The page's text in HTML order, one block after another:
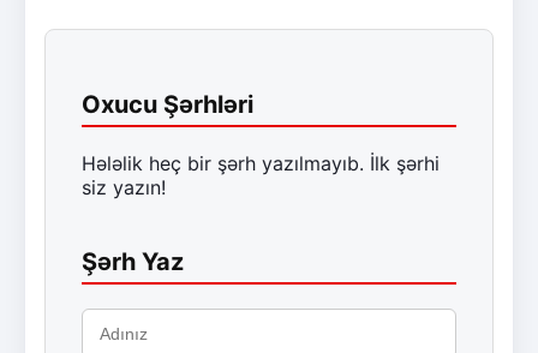
Oxucu Şərhləri
Hələlik heç bir şərh yazılmayıb. İlk şərhi
siz yazın!
Şərh Yaz